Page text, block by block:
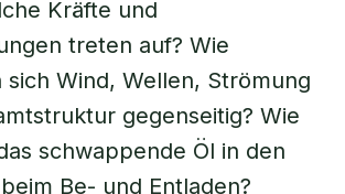
Kräfte und
treten auf? Wie
sich Wind, Wellen, Strömung
gegenseitig? Wie
schwappende Öl in den
Be- und Entladen?